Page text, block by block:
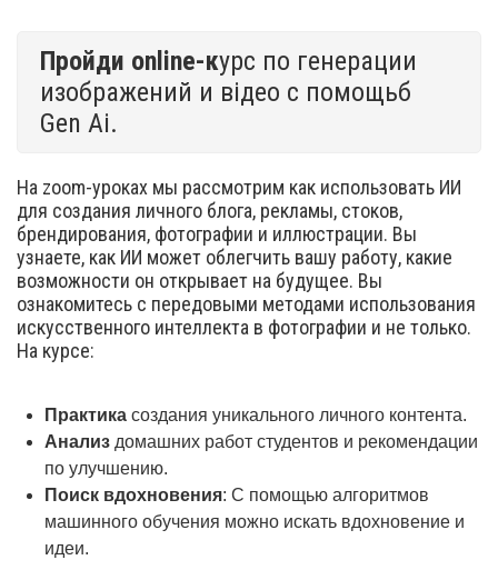
Пройди online-курс по генерации
изображений и відео с помощьб
Gen Ai.
На zoom-уроках мы рассмотрим как использовать ИИ
для создания личного блога, рекламы, стоков,
брендирования, фотографии и иллюстрации. Вы
узнаете, как ИИ может облегчить вашу работу, какие
возможности он открывает на будущее. Вы
ознакомитесь с передовыми методами использования
искусственного интеллекта в фотографии и не только.
На курсе:
Практика создания уникального личного контента.
Анализ домашних работ студентов и рекомендации
по улучшению.
Поиск вдохновения: С помощью алгоритмов
машинного обучения можно искать вдохновение и
идеи.